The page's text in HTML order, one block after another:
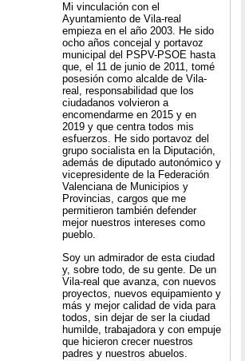
Mi vinculación con el
Ayuntamiento de Vila-real
empieza en el año 2003. He sido
ocho años concejal y portavoz
municipal del PSPV-PSOE hasta
que, el 11 de junio de 2011, tomé
posesión como alcalde de Vila-
real, responsabilidad que los
ciudadanos volvieron a
encomendarme en 2015 y en
2019 y que centra todos mis
esfuerzos. He sido portavoz del
grupo socialista en la Diputación,
además de diputado autonómico y
vicepresidente de la Federación
Valenciana de Municipios y
Provincias, cargos que me
permitieron también defender
mejor nuestros intereses como
pueblo.
Soy un admirador de esta ciudad
y, sobre todo, de su gente. De un
Vila-real que avanza, con nuevos
proyectos, nuevos equipamiento y
más y mejor calidad de vida para
todos, sin dejar de ser la ciudad
humilde, trabajadora y con empuje
que hicieron crecer nuestros
padres y nuestros abuelos.